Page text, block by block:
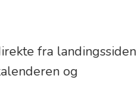
fra landingssiden
og